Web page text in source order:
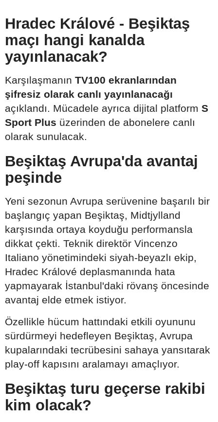
Hradec Králové - Beşiktaş
maçı hangi kanalda
yayınlanacak?
Karşılaşmanın TV100 ekranlarından
şifresiz olarak canlı yayınlanacağı
açıklandı. Mücadele ayrıca dijital platform S
Sport Plus üzerinden de abonelere canlı
olarak sunulacak.
Beşiktaş Avrupa'da avantaj
peşinde
Yeni sezonun Avrupa serüvenine başarılı bir
başlangıç yapan Beşiktaş, Midtjylland
karşısında ortaya koyduğu performansla
dikkat çekti. Teknik direktör Vincenzo
Italiano yönetimindeki siyah-beyazlı ekip,
Hradec Králové deplasmanında hata
yapmayarak İstanbul'daki rövanş öncesinde
avantaj elde etmek istiyor.
Özellikle hücum hattındaki etkili oyununu
sürdürmeyi hedefleyen Beşiktaş, Avrupa
kupalarındaki tecrübesini sahaya yansıtarak
play-off kapısını aralamayı amaçlıyor.
Beşiktaş turu geçerse rakibi
kim olacak?